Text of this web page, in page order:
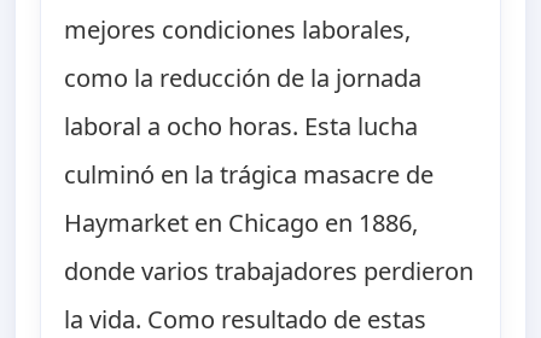
mejores condiciones laborales,
como la reducción de la jornada
laboral a ocho horas. Esta lucha
culminó en la trágica masacre de
Haymarket en Chicago en 1886,
donde varios trabajadores perdieron
la vida. Como resultado de estas